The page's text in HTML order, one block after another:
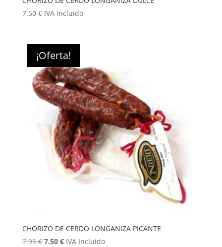
7.50 € IVA Incluido
¡Oferta!
CHORIZO DE CERDO LONGANIZA PICANTE
7.95€ El
7.50 €ElIVA Incluido